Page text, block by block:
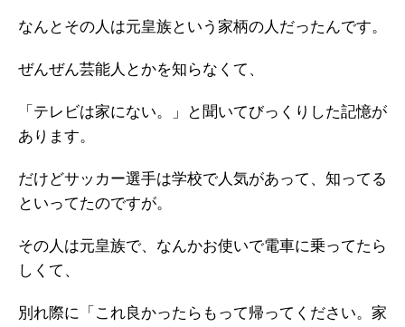
なんとその人は元皇族という家柄の人だったんです。
ぜんぜん芸能人とかを知らなくて、
「テレビは家にない。」と聞いてびっくりした記憶が
あります。
だけどサッカー選手は学校で人気があって、知ってる
といってたのですが。
その人は元皇族で、なんかお使いで電車に乗ってたら
しくて、
別れ際に「これ良かったらもって帰ってください。家